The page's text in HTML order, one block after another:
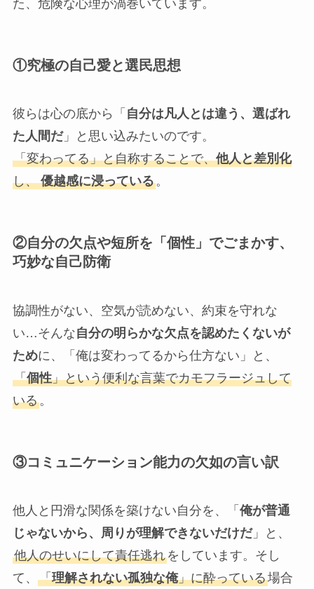
た、危険な心理が渦巻いています。
①究極の自己愛と選民思想
彼らは心の底から「 自分は凡人とは違う、選ばれ
た人間だ」と思い込みたいのです。
「変わってる」と自称することで、他人と差別化
し、 優越感に浸っている。
②自分の欠点や短所を「個性」でごまかす、
巧妙な自己防衛
協調性がない、空気が読めない、約束を守れな
い…そんな自分の明らかな欠点を認めたくないが
ために、「俺は変わってるから仕方ない」と、
「個性」という便利な言葉でカモフラージュして
いる。
③コミュニケーション能力の欠如の言い訳
他人と円滑な関係を築けない自分を、「 俺が普通
じゃないから、周りが理解できないだけだ」と、
他人のせいにして責任逃れをしています。そし
て、 「理解されない孤独な俺」に酔っている場合